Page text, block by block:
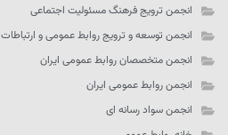
انجمن ترویج فرهنگ مسئولیت اجتماعی
انجمن توسعه و ترویج روابط عمومی و ارتباطات
انجمن متخصصان روابط عمومی ایران
انجمن روابط عمومی ایران
انجمن سواد رسانه ای